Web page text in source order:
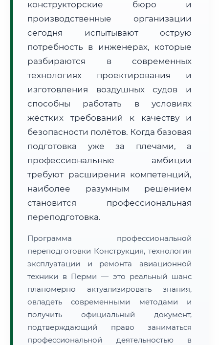
• Маршрут транзита:~1 658 км
📜 Документы и аккредитация ФИС ФРДО
🔍 Нажмите на документ для увеличения и просмотра
конструкторские бюро и
производственные организации
сегодня испытывают острую
потребность в инженерах, которые
разбираются в современных
технологиях проектирования и
изготовления воздушных судов и
способны работать в условиях
жёстких требований к качеству и
безопасности полётов. Когда базовая
подготовка уже за плечами, а
профессиональные амбиции
требуют расширения компетенций,
наиболее разумным решением
становится профессиональная
переподготовка.
Программа профессиональной
переподготовки Конструкция, технология
эксплуатации и ремонта авиационной
техники в Перми — это реальный шанс
планомерно актуализировать знания,
овладеть современными методами и
получить официальный документ,
подтверждающий право заниматься
профессиональной деятельностью в